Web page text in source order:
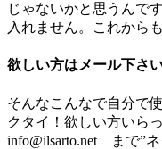
じゃないかと思うんで
入れません。これから
欲しい方はメール下さ
そんなこんなで自分で
クタイ！欲しい方いら
info@ilsarto.net まで”